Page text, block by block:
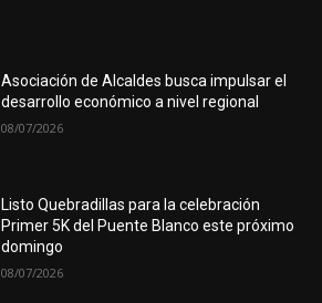
Asociación de Alcaldes busca impulsar el
desarrollo económico a nivel regional
08/07/2026
Listo Quebradillas para la celebración
Primer 5K del Puente Blanco este próximo
domingo
08/07/2026